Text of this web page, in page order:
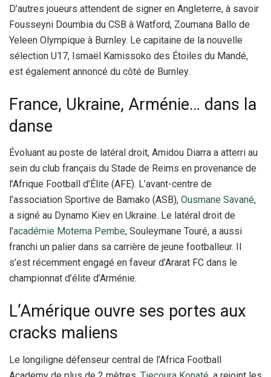
D’autres joueurs attendent de signer en Angleterre, à savoir
Fousseyni Doumbia du CSB à Watford, Zoumana Ballo de
Yeleen Olympique à Burnley. Le capitaine de la nouvelle
sélection U17, Ismaël Kamissoko des Étoiles du Mandé,
est également annoncé du côté de Burnley.
France, Ukraine, Arménie… dans la
danse
Évoluant au poste de latéral droit, Amidou Diarra a atterri au
sein du club français du Stade de Reims en provenance de
l’Afrique Football d’Élite (AFE). L’avant-centre de
l’association Sportive de Bamako (ASB), Ousmane Savané,
a signé au Dynamo Kiev en Ukraine. Le latéral droit de
l’académie Motema Pembe, Souleymane Touré, a aussi
franchi un palier dans sa carrière de jeune footballeur. Il
s’est récemment engagé en faveur d’Ararat FC dans le
championnat d’élite d’Arménie.
L’Amérique ouvre ses portes aux
cracks maliens
Le longiligne défenseur central de l’Africa Football